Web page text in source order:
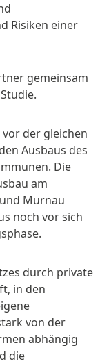
Risiken einer
gemeinsam
der gleichen
Ausbaus des
Die
am
Murnau
noch vor sich
durch private
in den
von der
abhängig
die